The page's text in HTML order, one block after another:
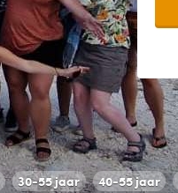
30-55 jaar 40-55 jaar